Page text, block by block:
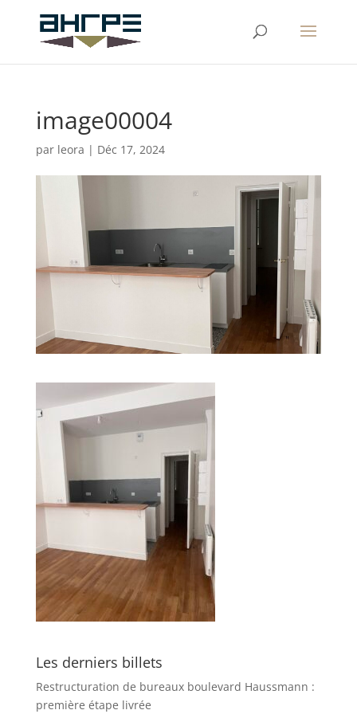
image00004
par leora | Déc 17, 2024
Les derniers billets
Restructuration de bureaux boulevard Haussmann :
première étape livrée